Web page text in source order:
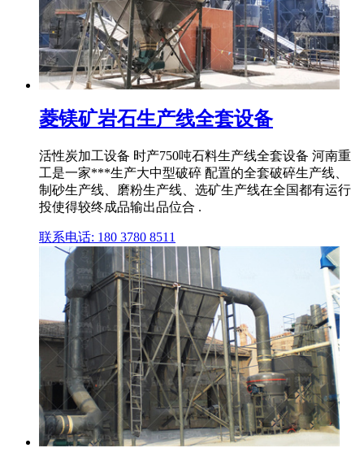
菱镁矿岩石生产线全套设备
活性炭加工设备 时产750吨石料生产线全套设备 河南重
工是一家***生产大中型破碎 配置的全套破碎生产线、
制砂生产线、磨粉生产线、选矿生产线在全国都有运行
投使得较终成品输出品位合 .
联系电话: 180 3780 8511